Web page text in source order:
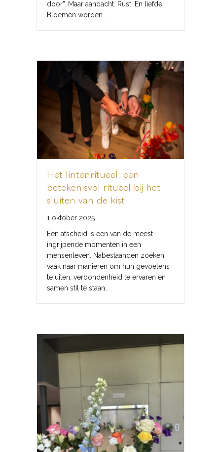
door”. Maar aandacht. Rust. En liefde.
Bloemen worden…
Het lintenritueel: een
betekenisvol ritueel bij het
sluiten van de kist
1 oktober 2025
Een afscheid is een van de meest
ingrijpende momenten in een
mensenleven. Nabestaanden zoeken
vaak naar manieren om hun gevoelens
te uiten, verbondenheid te ervaren en
samen stil te staan…